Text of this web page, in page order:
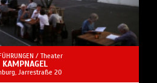
/ Theater
KAMPNAGEL
Jarrestraße 20